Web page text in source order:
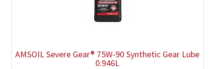
AMSOIL Severe Gear® 75W-90 Synthetic Gear Lube
0.946L
zobrazit